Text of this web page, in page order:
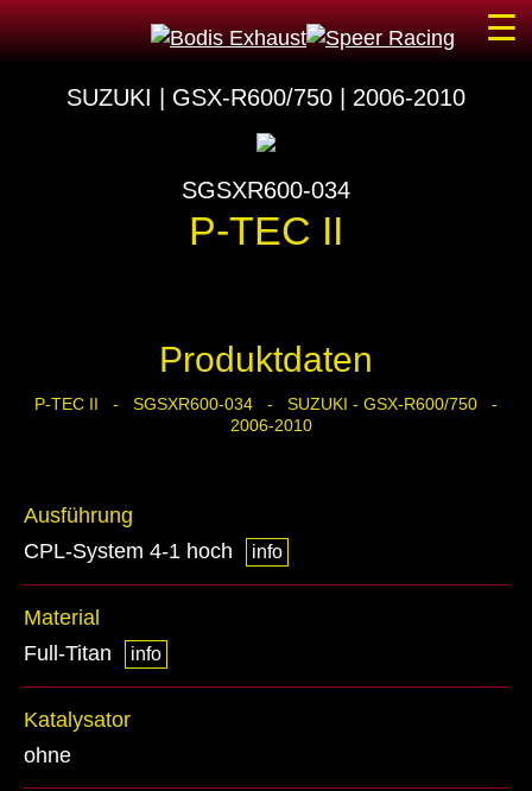
SUZUKI | GSX-R600/750 | 2006-2010
SGSXR600-034
P-TEC II
Produktdaten
P-TEC II - SGSXR600-034 - SUZUKI - GSX-R600/750 -
2006-2010
Ausführung
CPL-System 4-1 hoch
info
Material
Full-Titan
info
Katalysator
ohne
☰